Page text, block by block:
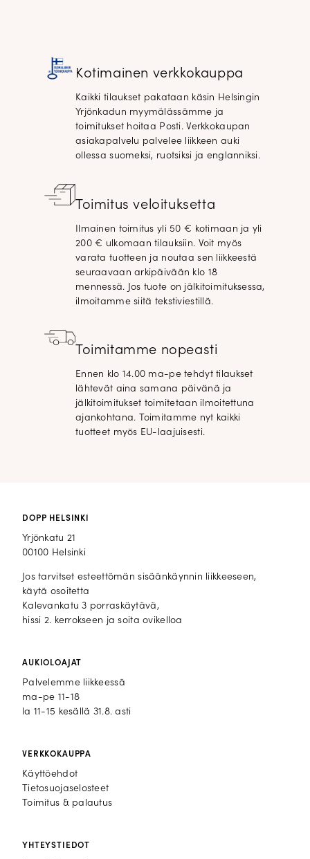
Kotimainen verkkokauppa
Kaikki tilaukset pakataan käsin Helsingin
Yrjönkadun myymälässämme ja
toimitukset hoitaa Posti. Verkkokaupan
asiakapalvelu palvelee liikkeen auki
ollessa suomeksi, ruotsiksi ja englanniksi.
Toimitus veloituksetta
Ilmainen toimitus yli 50 € kotimaan ja yli
200 € ulkomaan tilauksiin. Voit myös
varata tuotteen ja noutaa sen liikkeestä
seuraavaan arkipäivään klo 18
mennessä. Jos tuote on jälkitoimituksessa,
ilmoitamme siitä tekstiviestillä.
Toimitamme nopeasti
Ennen klo 14.00 ma-pe tehdyt tilaukset
lähtevät aina samana päivänä ja
jälkitoimitukset toimitetaan ilmoitettuna
ajankohtana. Toimitamme nyt kaikki
tuotteet myös EU-laajuisesti.
DOPP HELSINKI
Yrjönkatu 21
00100 Helsinki
Jos tarvitset esteettömän sisäänkäynnin liikkeeseen,
käytä osoitetta
Kalevankatu 3 porraskäytävä,
hissi 2. kerrokseen ja soita ovikelloa
AUKIOLOAJAT
Palvelemme liikkeessä
ma-pe 11-18
la 11-15 kesällä 31.8. asti
VERKKOKAUPPA
Käyttöehdot
Tietosuojaselosteet
Toimitus & palautus
YHTEYSTIEDOT